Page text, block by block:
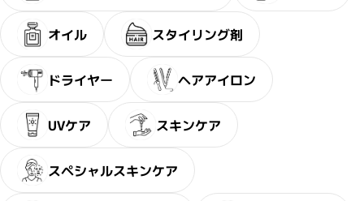
オイル スタイリング剤
ドライヤー ヘアアイロン
UVケア スキンケア
スペシャルスキンケア